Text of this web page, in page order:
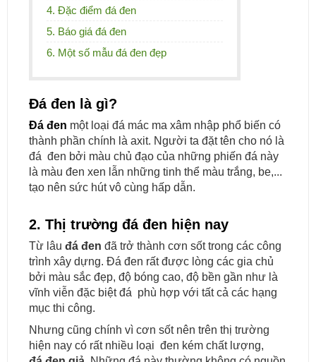
4. Đặc điểm đá đen
5. Báo giá đá đen
6. Một số mẫu đá đen đẹp
Đá đen là gì?
Đá đen một loại đá mác ma xâm nhập phổ biến có
thành phần chính là axit. Người ta đặt tên cho nó là
đá đen bởi màu chủ đạo của những phiến đá này
là màu đen xen lẫn những tinh thể màu trắng, be,...
tạo nên sức hút vô cùng hấp dẫn.
2. Thị trường đá đen hiện nay
Từ lâu đá đen đã trở thành cơn sốt trong các công
trình xây dựng. Đá đen rất được lòng các gia chủ
bởi màu sắc đẹp, độ bóng cao, độ bền gần như là
vĩnh viễn đặc biệt đá phù hợp với tất cả các hạng
mục thi công.
Nhưng cũng chính vì cơn sốt nên trên thị trường
hiện nay có rất nhiều loại đen kém chất lượng,